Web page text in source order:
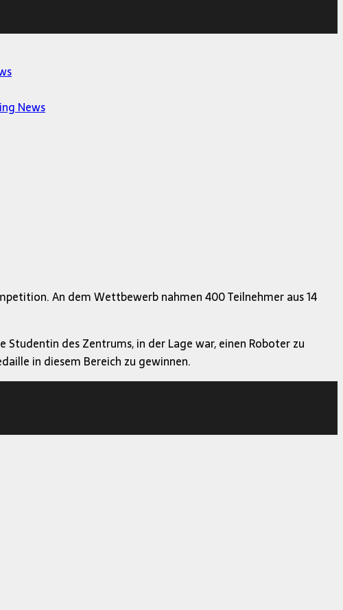
News
An dem Wettbewerb nahmen 400 Teilnehmer aus 14
des Zentrums, in der Lage war, einen Roboter zu
in diesem Bereich zu gewinnen.